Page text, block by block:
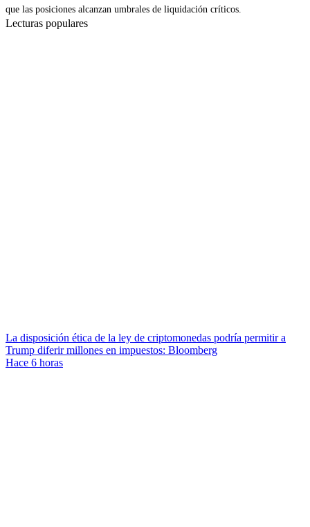
que las posiciones alcanzan umbrales de liquidación críticos.
Lecturas populares
La disposición ética de la ley de criptomonedas podría permitir a
Trump diferir millones en impuestos: Bloomberg
Hace 6 horas